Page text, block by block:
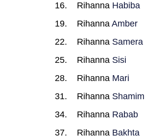
Rihanna Habiba
Rihanna Amber
Rihanna Samera
Rihanna Sisi
Rihanna Mari
Rihanna Shamim
Rihanna Rabab
Rihanna Bakhta